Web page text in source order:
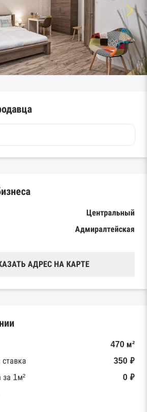
Центральный
Адмиралтейская
АДРЕС НА КАРТЕ
470 м²
350 ₽
за 1м²
0 ₽